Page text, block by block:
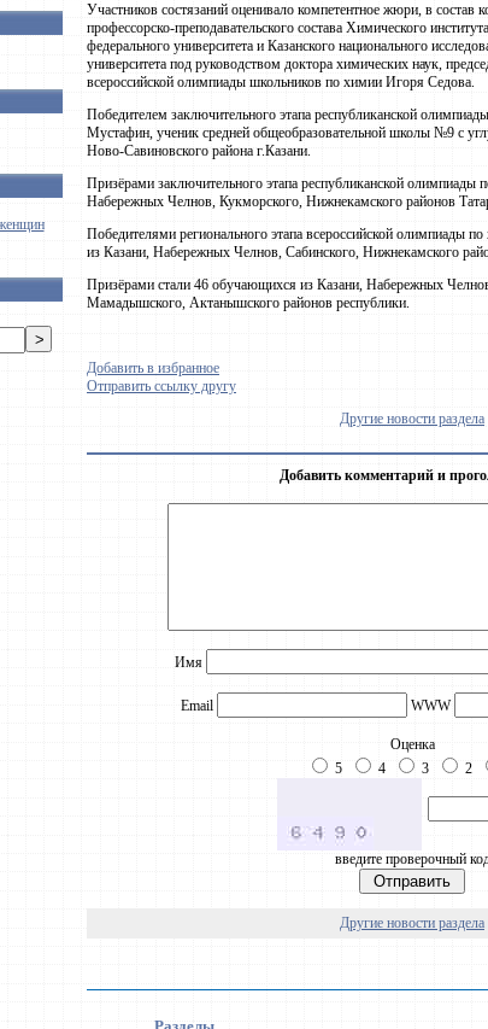
Участников состязаний оценивало компетентное жюри, в состав
профессорско-преподавательского состава Химического
федерального университета и Казанского национального
университета под руководством доктора химических наук,
всероссийской олимпиады школьников по химии Игоря Седова.
Победителем заключительного этапа республиканской
Мустафин, ученик средней общеобразовательной школы №9 с
Ново-Савиновского района г.Казани.
Призёрами заключительного этапа республиканской олимпиады
Набережных Челнов, Кукморского, Нижнекамского районов
Победителями регионального этапа всероссийской олимпиады
из Казани, Набережных Челнов, Сабинского, Нижнекамского
Призёрами стали 46 обучающихся из Казани, Набережных
Мамадышского, Актанышского районов республики.
Добавить в избранное
Отправить ссылку другу
Другие новости раздела
Добавить комментарий и
Имя
Email WWW
Оценка
5
4 3 2
введите проверочный
Другие новости раздела